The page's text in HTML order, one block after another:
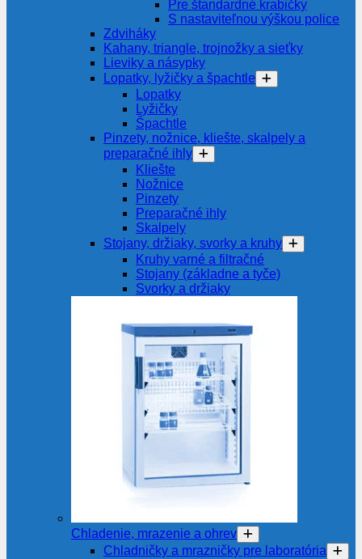
Pre štandardné krabičky
S nastaviteľnou výškou police
Zdviháky
Kahany, triangle, trojnožky a sieťky
Lieviky a násypky
Lopatky, lyžičky a špachtle
Lopatky
Lyžičky
Špachtle
Pinzety, nožnice, kliešte, skalpely a
preparačné ihly
Kliešte
Nožnice
Pinzety
Preparačné ihly
Skalpely
Stojany, držiaky, svorky a kruhy
Kruhy varné a filtračné
Stojany (základne a tyče)
Svorky a držiaky
Chladenie, mrazenie a ohrev
Chladničky a mrazničky pre laboratória